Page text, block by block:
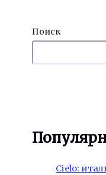
Поиск
Cielo: